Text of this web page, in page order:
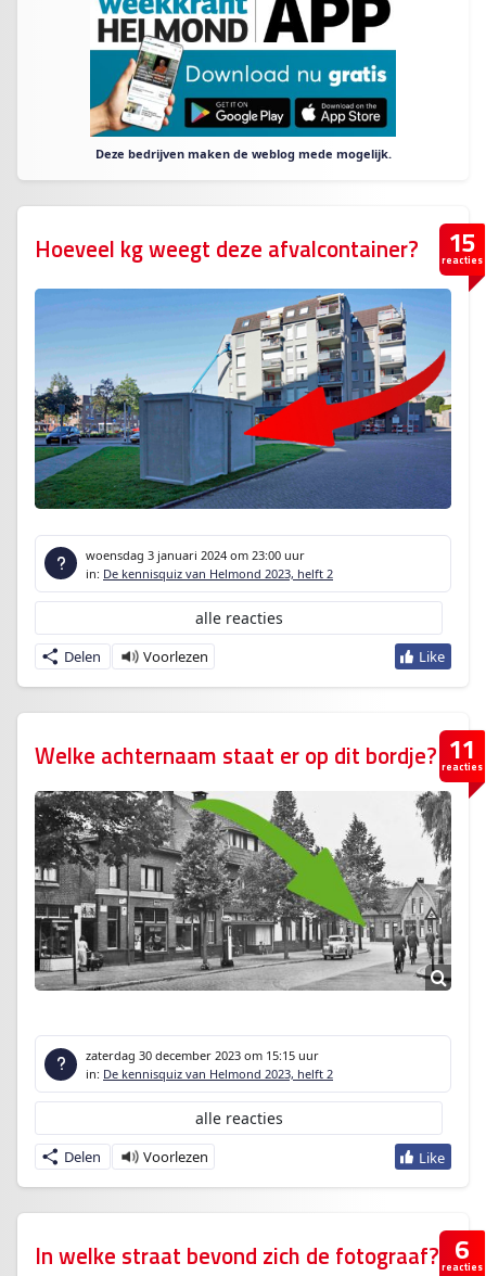
Deze bedrijven maken de weblog mede mogelijk.
15
reacties
Hoeveel kg weegt deze afvalcontainer?
woensdag 3 januari 2024 om 23:00 uur
in: De kennisquiz van Helmond 2023, helft 2
Delen
alle reacties
11
reacties
Welke achternaam staat er op dit bordje?
zaterdag 30 december 2023 om 15:15 uur
in: De kennisquiz van Helmond 2023, helft 2
Delen
alle reacties
6
reacties
In welke straat bevond zich de fotograaf?